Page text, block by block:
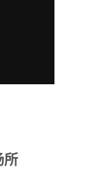
所